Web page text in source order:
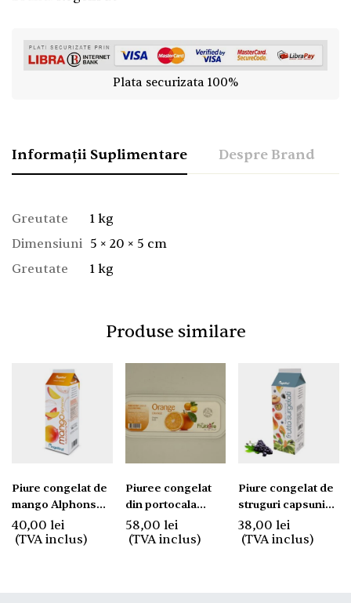
Plata securizata 100%
Informații Suplimentare Despre Brand
Greutate
1 kg
Dimensiuni 5 × 20 × 5 cm
Greutate
1 kg
Produse similare
Piure congelat de
mango Alphonso
Rogelfrut 1kg
40,00 lei
(TVA inclus)
Piuree congelat
din portocala
Fruitiere 1 kg.
58,00 lei
(TVA inclus)
Piure congelat de
struguri capsunica
Rogelfrut 1kg
38,00lei
(TVA inclus)